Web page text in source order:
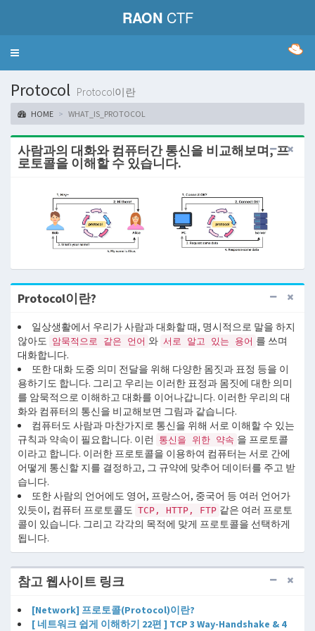
RAONCTF
Toggle
Protocol Protocol이란
HOME WHAT_IS_PROTOCOL
사람과의 대화와 컴퓨터간 통신을 비교해보며, 프
로토콜을 이해할 수 있습니다.
Protocol이란?
일상생활에서 우리가 사람과 대화할 때, 명시적으로 말을 하지
않아도 암묵적으로 같은 언어 와 서로 알고 있는 용어 를 쓰며
대화합니다.
또한 대화 도중 의미 전달을 위해 다양한 몸짓과 표정 등을 이
용하기도 합니다. 그리고 우리는 이러한 표정과 몸짓에 대한 의미
를 암묵적으로 이해하고 대화를 이어나갑니다. 이러한 우리의 대
화와 컴퓨터의 통신을 비교해보면 그림과 같습니다.
컴퓨터도 사람과 마찬가지로 통신을 위해 서로 이해할 수 있는
규칙과 약속이 필요합니다. 이런
통신을 위한 약속 을 프로토콜
이라고 합니다. 이러한 프로토콜을 이용하여 컴퓨터는 서로 간에
어떻게 통신할 지를 결정하고, 그 규약에 맞추어 데이터를 주고 받
습니다.
또한 사람의 언어에도 영어, 프랑스어, 중국어 등 여러 언어가
있듯이, 컴퓨터 프로토콜도 TCP, HTTP, FTP 같은 여러 프로토
콜이 있습니다. 그리고 각각의 목적에 맞게 프로토콜을 선택하게
됩니다.
참고 웹사이트 링크
[Network] 프로토콜(Protocol)이란?
[ 네트워크 쉽게 이해하기 22편 ] TCP 3 Way-Handshake & 4